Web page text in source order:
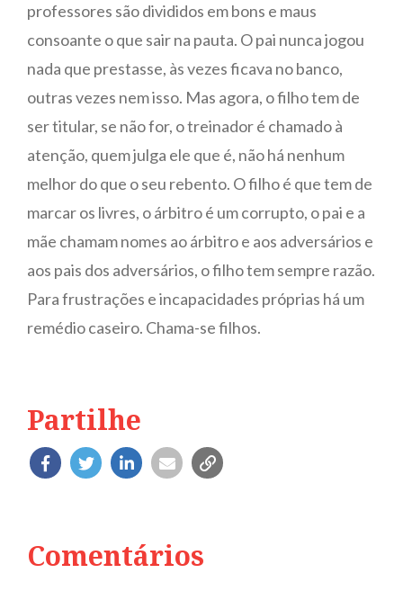
professores são divididos em bons e maus
consoante o que sair na pauta. O pai nunca jogou
nada que prestasse, às vezes ficava no banco,
outras vezes nem isso. Mas agora, o filho tem de
ser titular, se não for, o treinador é chamado à
atenção, quem julga ele que é, não há nenhum
melhor do que o seu rebento. O filho é que tem de
marcar os livres, o árbitro é um corrupto, o pai e a
mãe chamam nomes ao árbitro e aos adversários e
aos pais dos adversários, o filho tem sempre razão.
Para frustrações e incapacidades próprias há um
remédio caseiro. Chama-se filhos.
Partilhe
Comentários